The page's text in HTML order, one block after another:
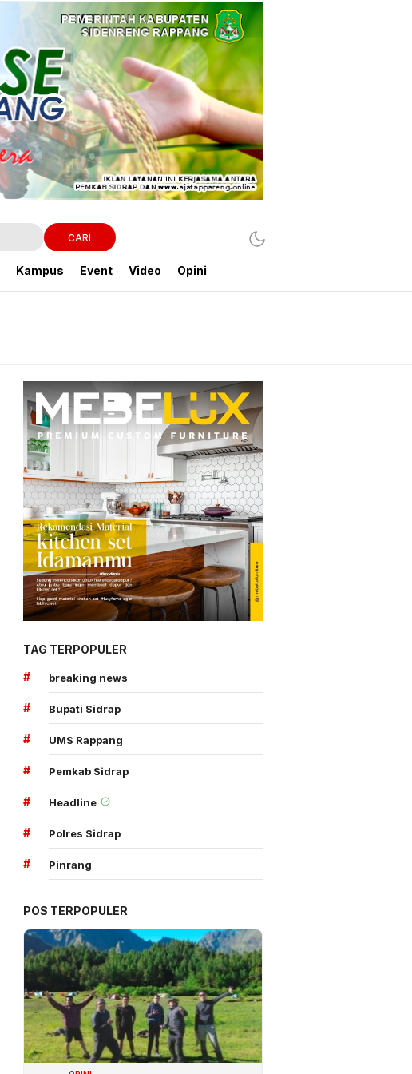
CARI
Kampus Event Video Opini
TAG TERPOPULER
#
breaking news
# Bupati Sidrap
# UMS Rappang
# Pemkab Sidrap
# Headline
# Polres Sidrap
# Pinrang
POS TERPOPULER